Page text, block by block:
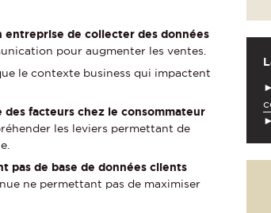
de collecter des données
pour augmenter les ventes.
le contexte business qui impactent
facteurs chez le consommateur
les leviers permettant de
pas de base de données clients
ne permettant pas de maximiser
►
►